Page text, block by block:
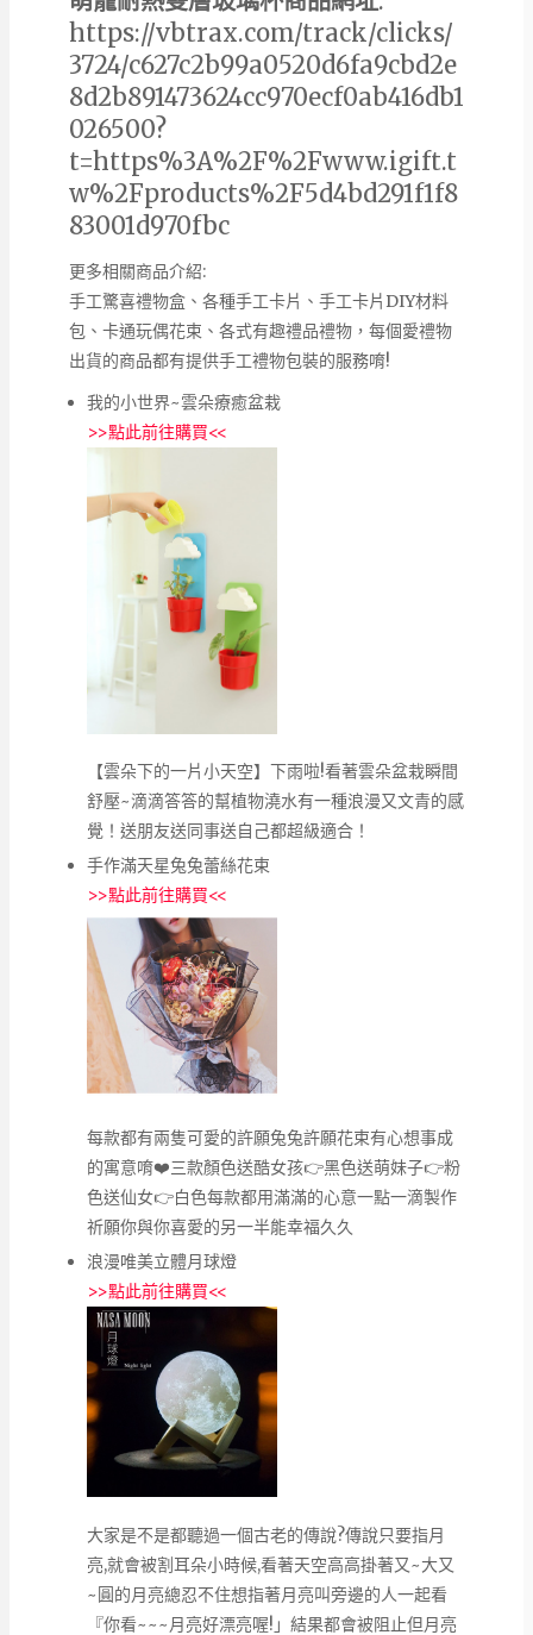
https://vbtrax.com/track/clicks/
3724/c627c2b99a0520d6fa9cbd2e
8d2b891473624cc970ecf0ab416db1
026500?
t=https%3A%2F%2Fwww.igift.t
w%2Fproducts%2F5d4bd291f1f8
83001d970fbc
更多相關商品介紹:
手工驚喜禮物盒、各種手工卡片、手工卡片DIY材料
包、卡通玩偶花束、各式有趣禮品禮物，每個愛禮物
出貨的商品都有提供手工禮物包裝的服務唷!
我的小世界~雲朵療癒盆栽
>>點此前往購買<<
【雲朵下的一片小天空】下雨啦!看著雲朵盆栽瞬間
舒壓~滴滴答答的幫植物澆水有一種浪漫又文青的感
覺！送朋友送同事送自己都超級適合！
手作滿天星兔兔蕾絲花束
>>點此前往購買<<
每款都有兩隻可愛的許願兔兔許願花束有心想事成
的寓意唷❤️三款顏色送酷女孩👉黑色送萌妹子👉粉
色送仙女👉白色每款都用滿滿的心意一點一滴製作
祈願你與你喜愛的另一半能幸福久久
浪漫唯美立體月球燈
>>點此前往購買<<
大家是不是都聽過一個古老的傳說?傳說只要指月
亮,就會被割耳朵小時候,看著天空高高掛著又~大又
~圓的月亮總忍不住想指著月亮叫旁邊的人一起看
『你看~~~月亮好漂亮喔!」結果都會被阻止但月亮